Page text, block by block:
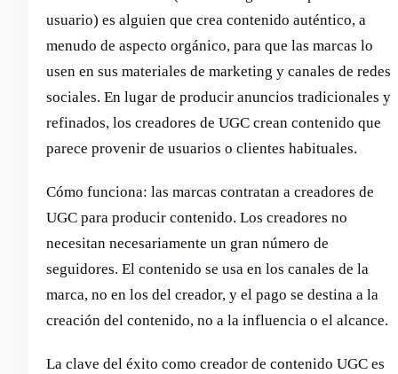
usuario) es alguien que crea contenido auténtico, a
menudo de aspecto orgánico, para que las marcas lo
usen en sus materiales de marketing y canales de redes
sociales. En lugar de producir anuncios tradicionales y
refinados, los creadores de UGC crean contenido que
parece provenir de usuarios o clientes habituales.
Cómo funciona: las marcas contratan a creadores de
UGC para producir contenido. Los creadores no
necesitan necesariamente un gran número de
seguidores. El contenido se usa en los canales de la
marca, no en los del creador, y el pago se destina a la
creación del contenido, no a la influencia o el alcance.
La clave del éxito como creador de contenido UGC es